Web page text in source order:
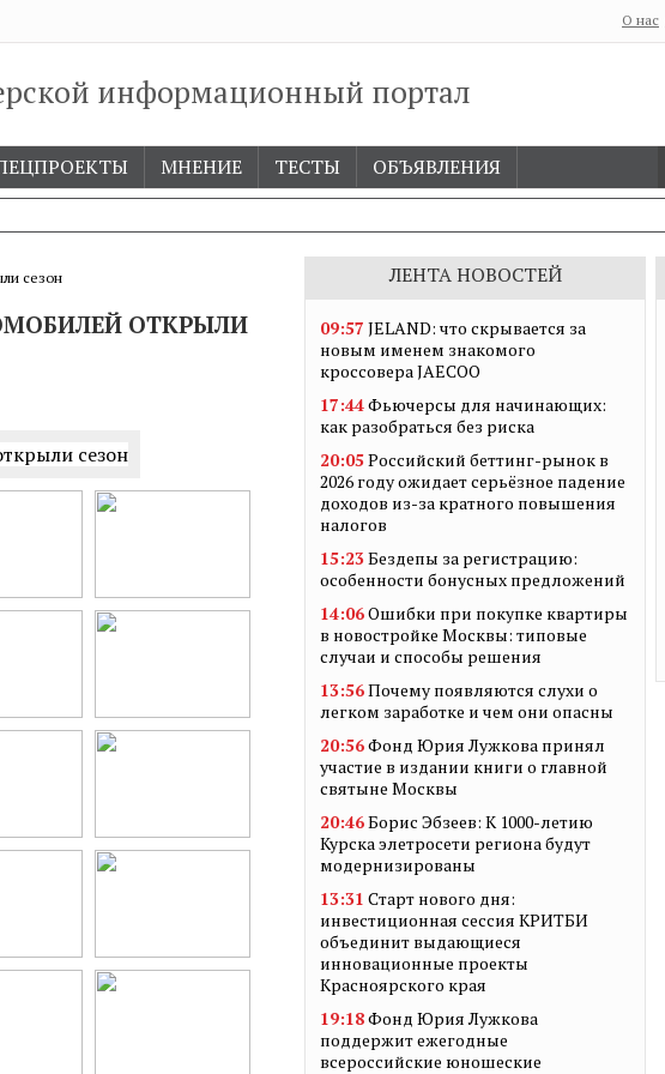
О нас
информационный портал
МНЕНИЕ ТЕСТЫ ОБЪЯВЛЕНИЯ
сезон
ОТКРЫЛИ
ЛЕНТА НОВОСТЕЙ
09:57 JELAND: что скрывается за
новым именем знакомого
кроссовера JAECOO
17:44Фьючерсы для начинающих:
как разобраться без риска
20:05Российский беттинг-рынок в
2026 году ожидает серьёзное падение
доходов из-за кратного повышения
налогов
15:23Бездепы за регистрацию:
особенности бонусных предложений
14:06Ошибки при покупке квартиры
в новостройке Москвы: типовые
случаи и способы решения
13:56Почему появляются слухи о
легком заработке и чем они опасны
20:56Фонд Юрия Лужкова принял
участие в издании книги о главной
святыне Москвы
20:46Борис Эбзеев: К 1000-летию
Курска элетросети региона будут
модернизированы
13:31 Старт нового дня:
инвестиционная сессия КРИТБИ
объединит выдающиеся
инновационные проекты
Красноярского края
19:18Фонд Юрия Лужкова
поддержит ежегодные
всероссийские юношеские